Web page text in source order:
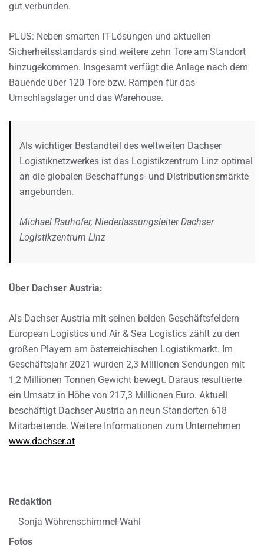
gut verbunden.
PLUS: Neben smarten IT-Lösungen und aktuellen
Sicherheitsstandards sind weitere zehn Tore am Standort
hinzugekommen. Insgesamt verfügt die Anlage nach dem
Bauende über 120 Tore bzw. Rampen für das
Umschlagslager und das Warehouse.
Als wichtiger Bestandteil des weltweiten Dachser
Logistiknetzwerkes ist das Logistikzentrum Linz optimal
an die globalen Beschaffungs- und Distributionsmärkte
angebunden.
Michael Rauhofer, Niederlassungsleiter Dachser
Logistikzentrum Linz
Über Dachser Austria:
Als Dachser Austria mit seinen beiden Geschäftsfeldern
European Logistics und Air & Sea Logistics zählt zu den
großen Playern am österreichischen Logistikmarkt. Im
Geschäftsjahr 2021 wurden 2,3 Millionen Sendungen mit
1,2 Millionen Tonnen Gewicht bewegt. Daraus resultierte
ein Umsatz in Höhe von 217,3 Millionen Euro. Aktuell
beschäftigt Dachser Austria an neun Standorten 618
Mitarbeitende. Weitere Informationen zum Unternehmen
www.dachser.at
Redaktion
Sonja Wöhrenschimmel-Wahl
Fotos